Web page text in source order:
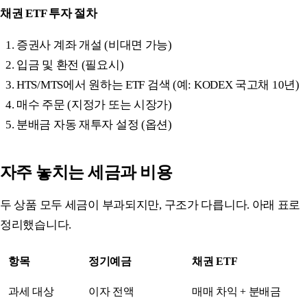
채권 ETF 투자 절차
증권사 계좌 개설 (비대면 가능)
입금 및 환전 (필요시)
HTS/MTS에서 원하는 ETF 검색 (예: KODEX 국고채 10년)
매수 주문 (지정가 또는 시장가)
분배금 자동 재투자 설정 (옵션)
자주 놓치는 세금과 비용
두 상품 모두 세금이 부과되지만, 구조가 다릅니다. 아래 표로
정리했습니다.
항목 정기예금 채권 ETF
과세 대상 이자 전액 매매 차익 + 분배금